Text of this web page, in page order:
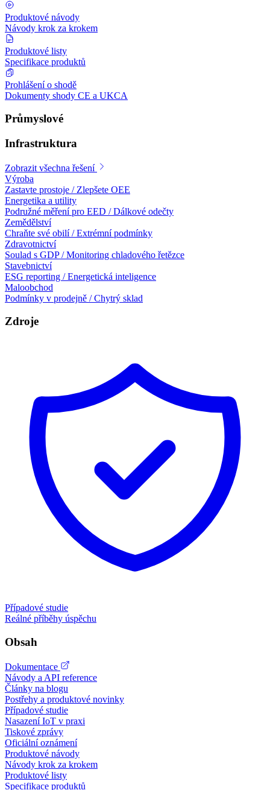
Produktové návody
Návody krok za krokem
Produktové listy
Specifikace produktů
Prohlášení o shodě
Dokumenty shody CE a UKCA
Průmyslové
Infrastruktura
Zobrazit všechna řešení
Výroba
Zastavte prostoje / Zlepšete OEE
Energetika a utility
Podružné měření pro EED / Dálkové odečty
Zemědělství
Chraňte své obilí / Extrémní podmínky
Zdravotnictví
Soulad s GDP / Monitoring chladového řetězce
Stavebnictví
ESG reporting / Energetická inteligence
Maloobchod
Podmínky v prodejně / Chytrý sklad
Zdroje
Případové studie
Reálné příběhy úspěchu
Obsah
Dokumentace
Návody a API reference
Články na blogu
Postřehy a produktové novinky
Případové studie
Nasazení IoT v praxi
Tiskové zprávy
Oficiální oznámení
Produktové návody
Návody krok za krokem
Produktové listy
Specifikace produktů